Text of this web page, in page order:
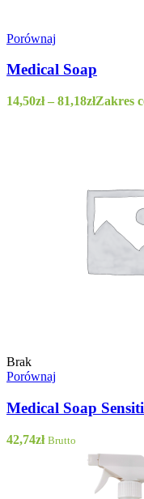
Porównaj
Medical Soap
14,50zł – 81,18złZakres
Brak
Porównaj
Medical Soap
42,74zł Brutto